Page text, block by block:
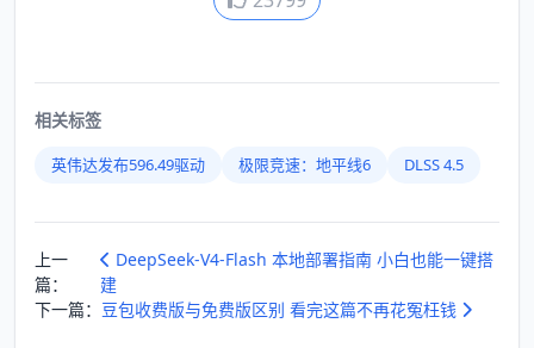
相关标签
英伟达发布596.49驱动 极限竞速：地平线6 DLSS 4.5
上一
篇：
DeepSeek-V4-Flash 本地部署指南 小白也能一键搭
建
下一篇： 豆包收费版与免费版区别 看完这篇不再花冤枉钱